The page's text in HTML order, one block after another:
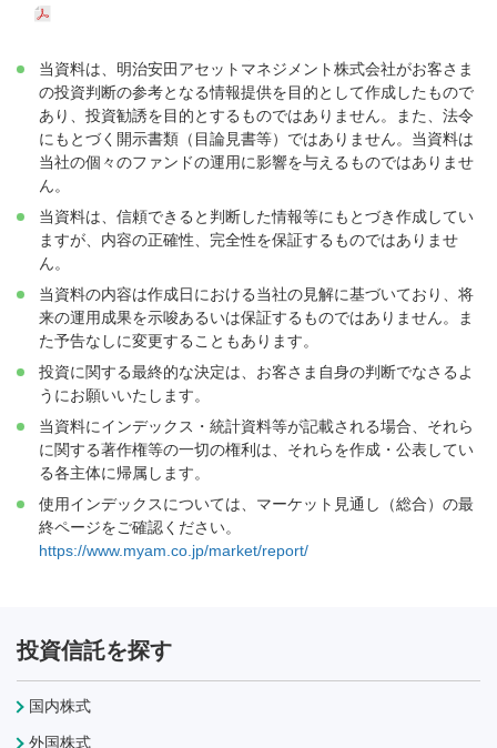
当資料は、明治安田アセットマネジメント株式会社がお客さま
の投資判断の参考となる情報提供を目的として作成したもので
あり、投資勧誘を目的とするものではありません。また、法令
にもとづく開示書類（目論見書等）ではありません。当資料は
当社の個々のファンドの運用に影響を与えるものではありませ
ん。
当資料は、信頼できると判断した情報等にもとづき作成してい
ますが、内容の正確性、完全性を保証するものではありませ
ん。
当資料の内容は作成日における当社の見解に基づいており、将
来の運用成果を示唆あるいは保証するものではありません。ま
た予告なしに変更することもあります。
投資に関する最終的な決定は、お客さま自身の判断でなさるよ
うにお願いいたします。
当資料にインデックス・統計資料等が記載される場合、それら
に関する著作権等の一切の権利は、それらを作成・公表してい
る各主体に帰属します。
使用インデックスについては、マーケット見通し（総合）の最
終ページをご確認ください。
https://www.myam.co.jp/market/report/
投資信託を探す
国内株式
外国株式